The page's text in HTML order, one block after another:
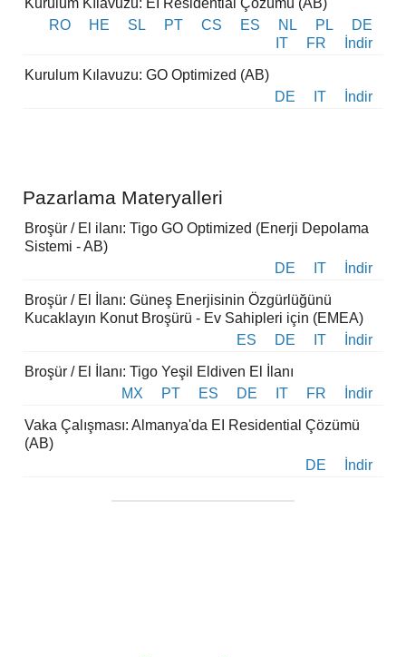
RO
HE SL PT CS ES NL PL
DE
IT
FR İndir
Kurulum Kılavuzu: GO Optimized (AB)
DE
IT İndir
Pazarlama Materyalleri
Broşür / El ilanı: Tigo GO Optimized (Enerji Depolama
Sistemi - AB)
DE
IT İndir
Broşür / El İlanı: Güneş Enerjisinin Özgürlüğünü
Kucaklayın Konut Broşürü - Ev Sahipleri için (EMEA)
ES
DE IT İndir
Broşür / El İlanı: Tigo Yeşil Eldiven El İlanı
MX
PT ES DE IT FR İndir
Vaka Çalışması: Almanya'da EI Residential Çözümü
(AB)
DE
İndir